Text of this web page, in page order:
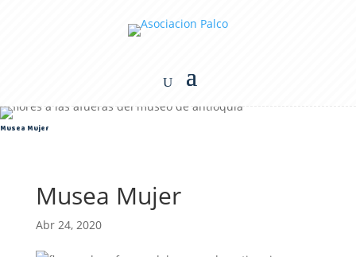
Musea Mujer
Musea Mujer
Abr 24, 2020